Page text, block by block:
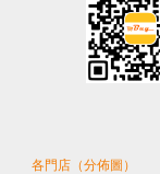
各門店（分佈圖）